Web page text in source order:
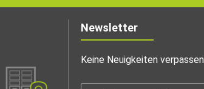
Newsletter
Keine Neuigkeiten verpassen